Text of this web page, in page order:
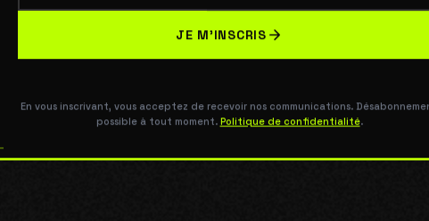
JE M'INSCRIS
En vous inscrivant, vous acceptez de recevoir nos communications.
possible à tout moment. Politique de confidentialité.